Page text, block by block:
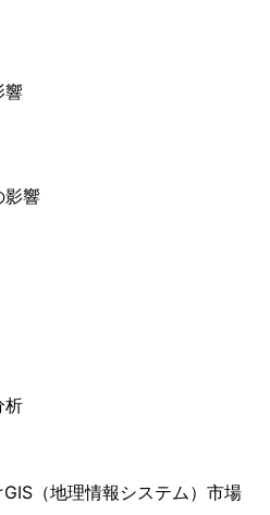
響
響
析
（地理情報システム）市場